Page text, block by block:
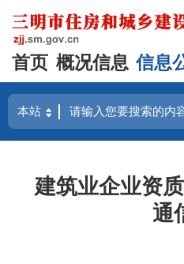
首页 概况信息 信息
建筑业企业资
通